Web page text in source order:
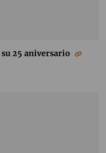
25 aniversario